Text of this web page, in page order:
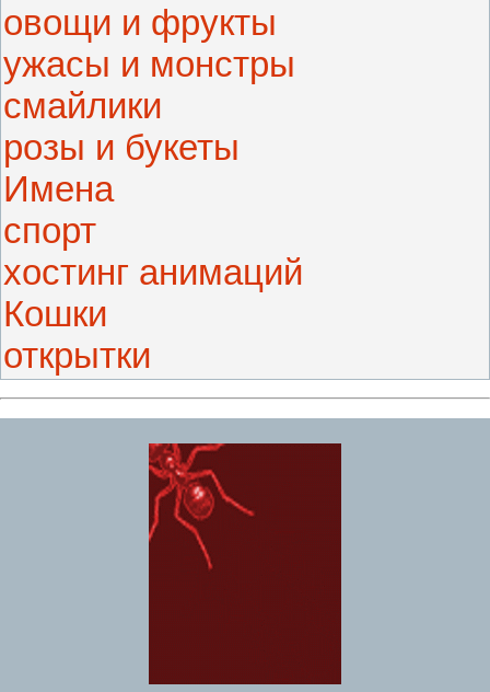
овощи и фрукты
ужасы и монстры
смайлики
розы и букеты
Имена
спорт
хостинг анимаций
Кошки
открытки